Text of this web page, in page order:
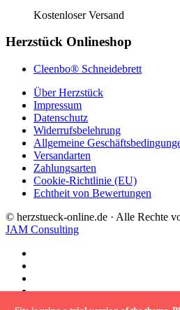
Kostenloser Versand
Herzstück Onlineshop
Cleenbo® Schneidebrett
Über Herzstück
Impressum
Datenschutz
Widerrufsbelehrung
Allgemeine
Versandarten
Zahlungsarten
Cookie-Richtlinie (EU)
Echtheit von Bewertungen
© herzstueck-online.de · Alle Rechte
JAM Consulting